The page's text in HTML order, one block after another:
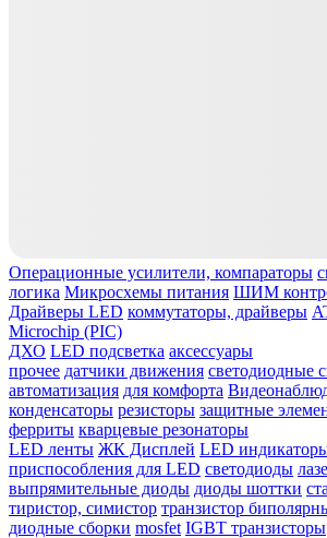
Операционные усилители, компараторы
логика Микросхемы питания ШИМ
Драйверы LED коммутаторы, драйверы
Microchip (PIC)
ДХО LED подсветка аксессуары
прочее датчики движения светодиодные
автоматизация для комфорта
конденсаторы резисторы защитные
ферриты кварцевые резонаторы
LED ленты ЖК Дисплей LED
приспособления для LED светодиоды
выпрямительные диоды диоды шоттки
тиристор, симистор транзистор
диодные сборки mosfet IGBT транзисторы